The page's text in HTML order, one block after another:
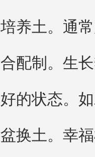
培养土。通
合配制。生
好的状态。
盆换土。幸